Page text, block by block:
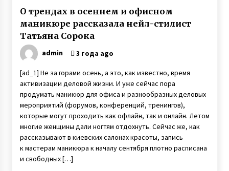
О трендах в осеннем и офисном
маникюре рассказала нейл-стилист
Татьяна Сорока
admin 3 года ago
[ad_1] Не за горами осень, а это, как известно, время
активизации деловой жизни. И уже сейчас пора
продумать маникюр для офиса и разнообразных деловых
мероприятий (форумов, конференций, тренингов),
которые могут проходить как офлайн, так и онлайн. Летом
многие женщины дали ногтям отдохнуть. Сейчас же, как
рассказывают в киевских салонах красоты, запись
к мастерам маникюра к началу сентября плотно расписана
и свободных […]